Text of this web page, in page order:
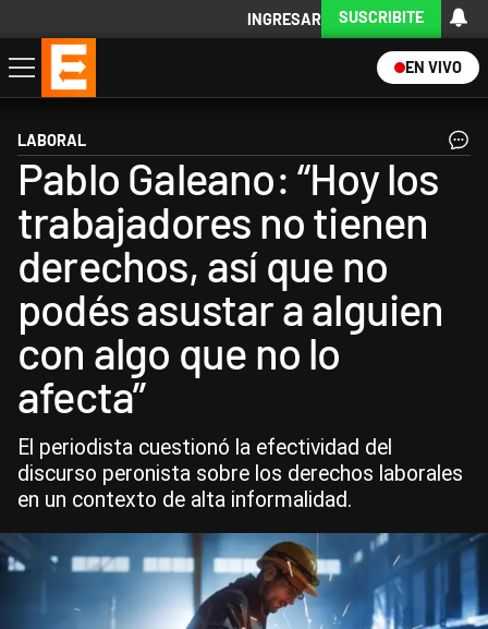
INGRESAR SUSCRIBITE
EN VIVO
Economía
Política
Internacional
Actualidad
Descargá la App
LABORAL
Pablo Galeano: “Hoy los
trabajadores no tienen
derechos, así que no
podés asustar a alguien
con algo que no lo
afecta”
El periodista cuestionó la efectividad del
discurso peronista sobre los derechos laborales
en un contexto de alta informalidad.